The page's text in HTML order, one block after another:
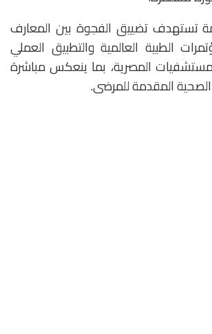
تستهدف تضييق الفجوة بين المعارف
الطبية العالمية والتطبيق العملي
المصرية، بما ينعكس مباشرة
المقدمة للمرضى.